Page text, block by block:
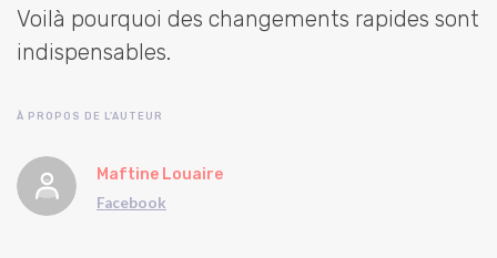
Voilà pourquoi des changements rapides sont
indispensables.
À PROPOS DE L'AUTEUR
Maftine Louaire
Facebook